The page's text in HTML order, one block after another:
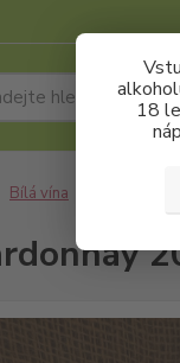
18
Bílá vína